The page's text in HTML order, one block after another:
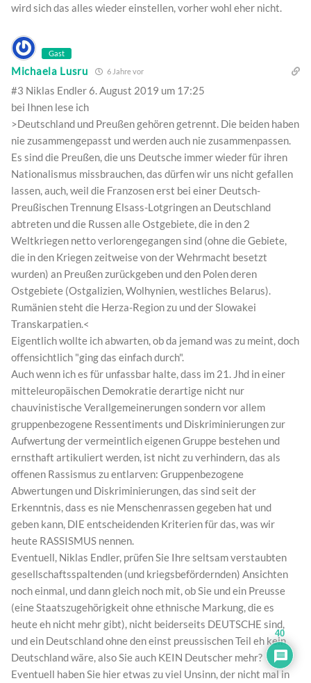
wird sich das alles wieder einstellen, vorher wohl eher nicht.
Gast
Michaela Lusru 6 Jahre vor
#3 Niklas Endler 6. August 2019 um 17:25
bei Ihnen lese ich
>Deutschland und Preußen gehören getrennt. Die beiden haben
nie zusammengepasst und werden auch nie zusammenpassen.
Es sind die Preußen, die uns Deutsche immer wieder für ihren
Nationalismus missbrauchen, das dürfen wir uns nicht gefallen
lassen, auch, weil die Franzosen erst bei einer Deutsch-
Preußischen Trennung Elsass-Lotgringen an Deutschland
abtreten und die Russen alle Ostgebiete, die in den 2
Weltkriegen netto verlorengegangen sind (ohne die Gebiete,
die in den Kriegen zeitweise von der Wehrmacht besetzt
wurden) an Preußen zurückgeben und den Polen deren
Ostgebiete (Ostgalizien, Wolhynien, westliches Belarus).
Rumänien steht die Herza-Region zu und der Slowakei
Transkarpatien.<
Eigentlich wollte ich abwarten, ob da jemand was zu meint, doch
offensichtlich "ging das einfach durch".
Auch wenn ich es für unfassbar halte, dass im 21. Jhd in einer
mitteleuropäischen Demokratie derartige nicht nur
chauvinistische Verallgemeinerungen sondern vor allem
gruppenbezogene Ressentiments und Diskriminierungen zur
Aufwertung der vermeintlich eigenen Gruppe bestehen und
ernsthaft artikuliert werden, ist nicht zu verhindern, das als
offenen Rassismus zu entlarven: Gruppenbezogene
Abwertungen und Diskriminierungen, das sind seit der
Erkenntnis, dass es nie Menschenrassen gegeben hat und
geben kann, DIE entscheidenden Kriterien für das, was wir
heute RASSISMUS nennen.
Eventuell, Niklas Endler, prüfen Sie Ihre seltsam verstaubten
gesellschaftsspaltenden (und kriegsbefördernden) Ansichten
noch einmal, und dann gleich noch mit, ob Sie und ein Preusse
(eine Staatszugehörigkeit ohne ethnische Markung, die es
heute eh nicht mehr gibt), nicht beiderseits DEUTSCHE sind,
und ein Deutschland ohne den einst preussischen Teil eh kein
Deutschland wäre, also Sie auch KEIN Deutscher mehr?
Eventuell haben Sie hier etwas zu viel Unsinn, der nicht mal in
40